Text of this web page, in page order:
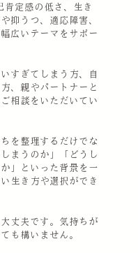
肯定感の低さ、生き
抑うつ、適応障害、
広いテーマをサポー
すぎてしまう方、自
、親やパートナーと
相談をいただいてい
を整理するだけでな
まうのか」「どうし
」といった背景を一
生き方や選択ができ
丈夫です。気持ちが
も構いません。